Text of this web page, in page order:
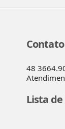
Contato
48
Lista